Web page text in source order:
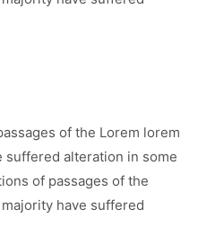
of the Lorem lorem
suffered alteration in some
of passages of the
have suffered